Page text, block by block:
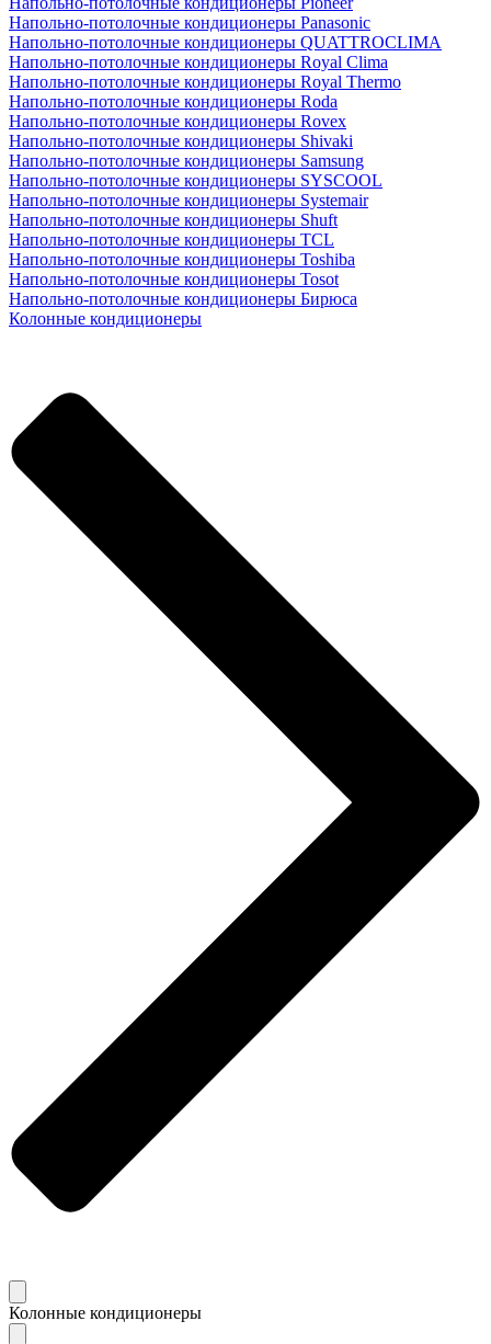
Напольно-потолочные кондиционеры Panasonic
Напольно-потолочные кондиционеры QUATTROCLIMA
Напольно-потолочные кондиционеры Royal Clima
Напольно-потолочные кондиционеры Royal Thermo
Напольно-потолочные кондиционеры Roda
Напольно-потолочные кондиционеры Rovex
Напольно-потолочные кондиционеры Shivaki
Напольно-потолочные кондиционеры Samsung
Напольно-потолочные кондиционеры SYSCOOL
Напольно-потолочные кондиционеры Systemair
Напольно-потолочные кондиционеры Shuft
Напольно-потолочные кондиционеры TCL
Напольно-потолочные кондиционеры Toshiba
Напольно-потолочные кондиционеры Tosot
Напольно-потолочные кондиционеры Бирюса
Колонные кондиционеры
Колонные кондиционеры